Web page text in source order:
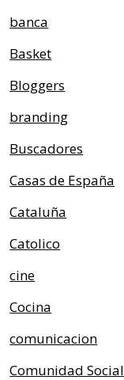
banca
Basket
Bloggers
branding
Buscadores
Casas de España
Cataluña
Catolico
cine
Cocina
comunicacion
Comunidad Social